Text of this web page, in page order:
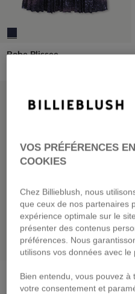
Robe Plissee
Pantalon De Jogging
dès55,00 €
VOS PRÉFÉRENCES
COOKIES
Chez Billieblush, nous
que ceux de nos partenaires
expérience optimale sur le
présenter des contenus
préférences. Nous
utilisons vos données avec le
Bien entendu, vous pouvez
votre consentement et